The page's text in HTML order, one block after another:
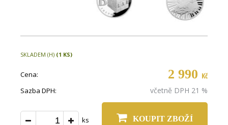
SKLADEM (H) (1 KS)
Cena: 2 990 Kč
Sazba DPH: včetně DPH 21 %
ks KOUPIT ZBOŽÍ